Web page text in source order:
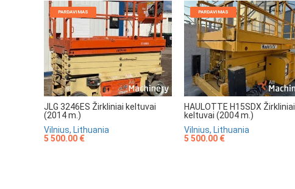
PARDAVIMAS
JLG 3246ES Žirkliniai keltuvai
(2014 m.)
Vilnius, Lithuania
5 500.00 €
PARDAVIMAS
HAULOTTE H15SDX Žirkliniai
keltuvai (2004 m.)
Vilnius, Lithuania
5 500.00 €